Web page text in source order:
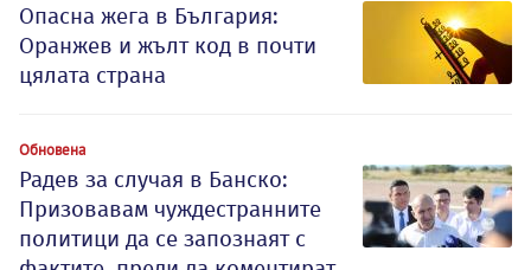
Опасна жега в България:
Оранжев и жълт код в почти
цялата страна
Обновена
Радев за случая в Банско:
Призовавам чуждестранните
политици да се запознаят с